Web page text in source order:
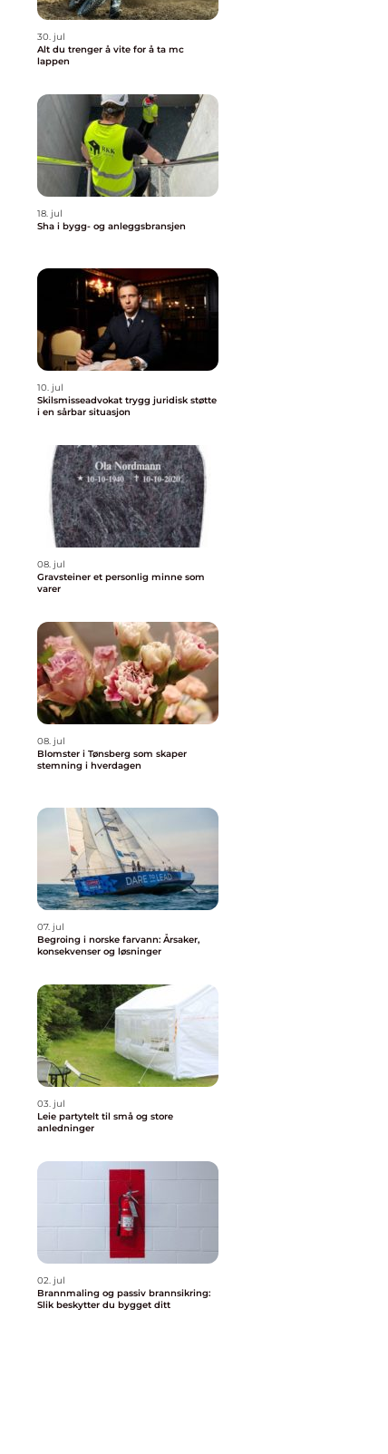
30. jul
Alt du trenger å vite for å ta mc
lappen
18. jul
Sha i bygg- og anleggsbransjen
10. jul
Skilsmisseadvokat trygg juridisk støtte
i en sårbar situasjon
08. jul
Gravsteiner et personlig minne som
varer
08. jul
Blomster i Tønsberg som skaper
stemning i hverdagen
07. jul
Begroing i norske farvann: Årsaker,
konsekvenser og løsninger
03. jul
Leie partytelt til små og store
anledninger
02. jul
Brannmaling og passiv brannsikring:
Slik beskytter du bygget ditt